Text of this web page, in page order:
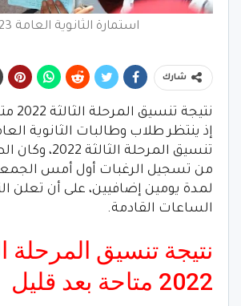
استمارة الثانوية العامة 2023
شارك
نتيجة
إذ ينتظر طلاب وطالبات الثانوية
تنسيق المرحلة
لمدة يومين إضافيين، على أن تعلن
الساعات القادمة.
نتيجة تنسيق المرحلة
2022 متاحة بعد قليل